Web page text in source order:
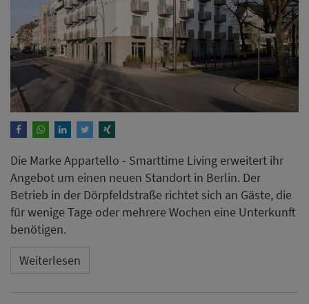
Die Marke Appartello - Smarttime Living erweitert ihr
Angebot um einen neuen Standort in Berlin. Der
Betrieb in der Dörpfeldstraße richtet sich an Gäste, die
für wenige Tage oder mehrere Wochen eine Unterkunft
benötigen.
Weiterlesen